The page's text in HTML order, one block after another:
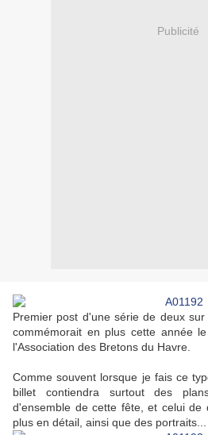
Publicité
Premier post d'une série de deux
commémorait en plus cette année
l'Association des Bretons du Havre.
Comme souvent lorsque je fais ce
billet contiendra surtout des
d'ensemble de cette fête, et celui de
plus en détail, ainsi que des portraits...